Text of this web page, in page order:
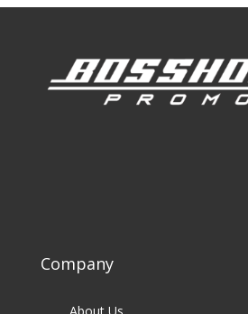
Company